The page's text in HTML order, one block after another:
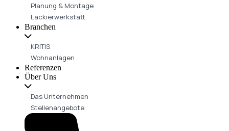
Planung & Montage
Lackierwerkstatt
Branchen
KRITIS
Wohnanlagen
Referenzen
Über Uns
Das Unternehmen
Stellenangebote